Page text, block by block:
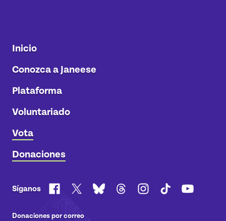
Inicio
Conozca a Janeese
Plataforma
Voluntariado
Vota
Donaciones
Síganos Facebook
X BlueskyThreadsInstagram
TikTokYouTube
Donaciones por correo